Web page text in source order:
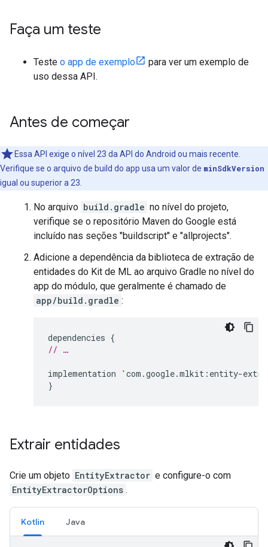
Faça um teste
Teste o app de exemplo
para ver um exemplo de
uso dessa API.
Antes de começar
Essa API exige o nível 23 da API do Android ou mais recente.
Verifique se o arquivo de build do app usa um valor de minSdkVersion
igual ou superior a 23.
No arquivo build.gradle no nível do projeto,
verifique se o repositório Maven do Google está
incluído nas seções "buildscript" e "allprojects".
Adicione a dependência da biblioteca de extração de
entidades do Kit de ML ao arquivo Gradle no nível do
app do módulo, que geralmente é chamado de
app/build.gradle :
dependencies {
// …
implementation ' com .google.mlkit : entity-
}
Extrair entidades
Crie um objeto EntityExtractor e configure-o com
EntityExtractorOptions .
Kotlin Java